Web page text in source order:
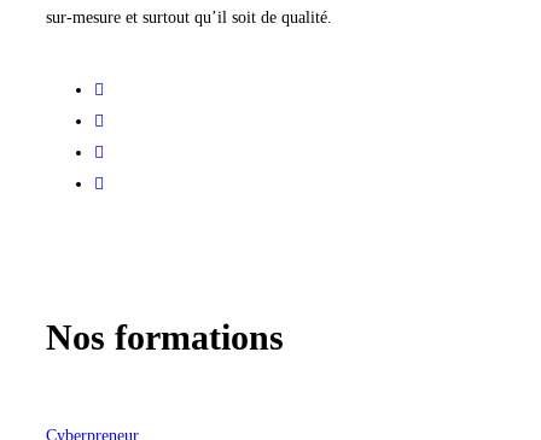
sur-mesure et surtout qu’il soit de qualité.
Nos formations
Cyberpreneur